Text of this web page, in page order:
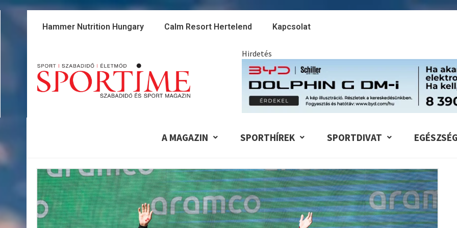
Skip
Hammer Nutrition Hungary Calm Resort Hertelend Kapcsolat
Hirdetés
A MAGAZIN SPORTHÍREK SPORTDIVAT EGÉSZSÉG